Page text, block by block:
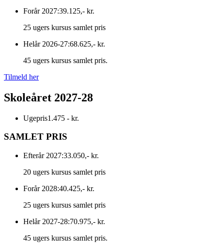
Forår 2027:39.125,- kr.
25 ugers kursus samlet pris
Helår 2026-27:68.625,- kr.
45 ugers kursus samlet pris.
Tilmeld her
Skoleåret 2027-28
Ugepris1.475 - kr.
SAMLET PRIS
Efterår 2027:33.050,- kr.
20 ugers kursus samlet pris
Forår 2028:40.425,- kr.
25 ugers kursus samlet pris
Helår 2027-28:70.975,- kr.
45 ugers kursus samlet pris.